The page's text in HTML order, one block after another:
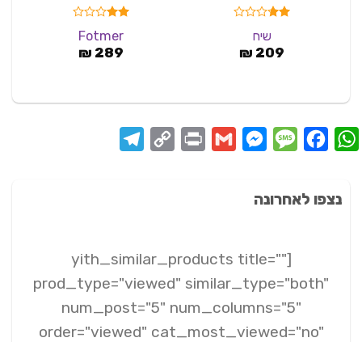
מתוך
שיח
209
₪
2.00
מתוך
Fotmer
289
₪
WhatsApp
Facebook
Message
Messenger
Gmail
Print
Copy
Telegram
נצפו לאחרונה
[yith_similar_products title=""
prod_type="viewed" similar_type="both"
num_post="5" num_columns="5"
order="viewed" cat_most_viewed="no"